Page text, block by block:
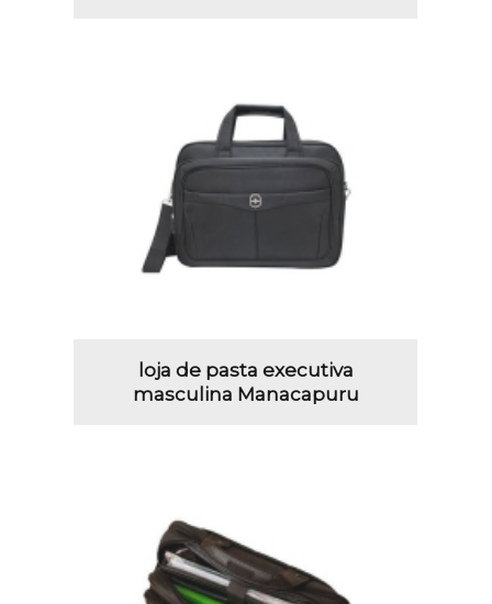
loja de pasta executiva
masculina Manacapuru